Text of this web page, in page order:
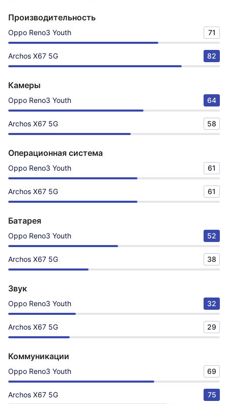
Производительность
Oppo Reno3 Youth 71
Archos X67 5G 82
Камеры
Oppo Reno3 Youth 64
Archos X67 5G 58
Операционная система
Oppo Reno3 Youth 61
Archos X67 5G 61
Батарея
Oppo Reno3 Youth 52
Archos X67 5G 38
Звук
Oppo Reno3 Youth 32
Archos X67 5G 29
Коммуникации
Oppo Reno3 Youth 69
Archos X67 5G 75